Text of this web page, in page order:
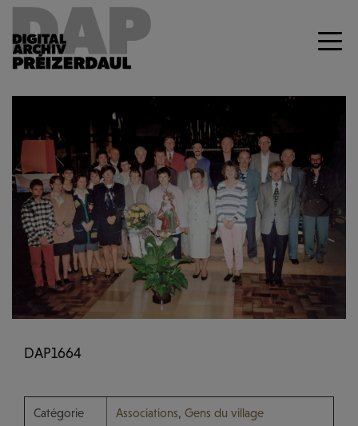
Previous Next
DAP1664
Catégorie Associations, Gens du village